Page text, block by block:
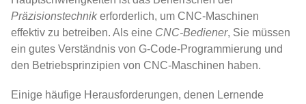
Präzisionstechnikerforderlich, um CNC-Maschinen
effektiv zu betreiben. Als eine CNC-Bediener, Sie müssen
ein gutes Verständnis von G-Code-Programmierung und
den Betriebsprinzipien von CNC-Maschinen haben.
Einige häufige Herausforderungen, denen Lernende